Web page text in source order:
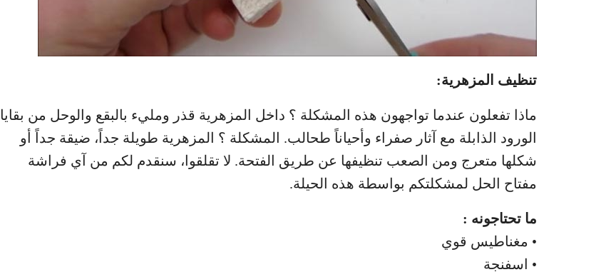
تنظيف المزهرية:
ماذا تفعلون عندما تواجهون هذه المشكلة ؟ داخل المزهرية قذر ومليء بالبقع والوحل من بقايا
الورود الذابلة مع آثار صفراء وأحياناً طحالب. المشكلة ؟ المزهرية طويلة جداً، ضيقة جداً أو
شكلها متعرج ومن الصعب تنظيفها عن طريق الفتحة. لا تقلقوا، سنقدم لكم من آي فراشة
مفتاح الحل لمشكلتكم بواسطة هذه الحيلة.
ما تحتاجونه :
• مغناطيس قوي
• اسفنجة